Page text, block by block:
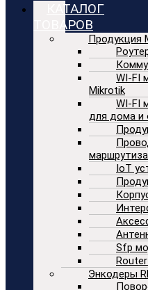
КАТАЛОГ
ТОВАРОВ
Продукция
WI-FI
Mikrotik
WI-FI
для дома и
IoT
Sfp
Router
Энкодеры